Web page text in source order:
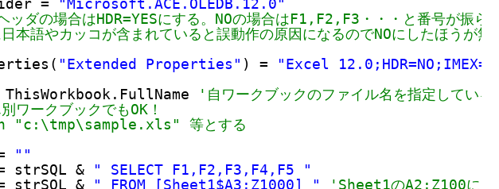
ッダの場合はHDR=YESにする。NOの場合はF1,F2,F3・・・と番号が振られ
本語やカッコが含まれていると誤動作の原因になるのでNOにしたほうが無難
"Extended Properties" ) =
"Excel 12.0;HDR=NO;IMEX=1"
ThisWorkbook.FullName
'自ワークブックのファイル名を指定している
ワークブックでもOK！
"c:\tmp\sample.xls" 等とする
""
strSQL &
" SELECT F1,F2,F3,F4,F5 "
strSQL &
" FROM [Sheet1$A3:Z1000] "
'Sheet1のA2:Z100にデ